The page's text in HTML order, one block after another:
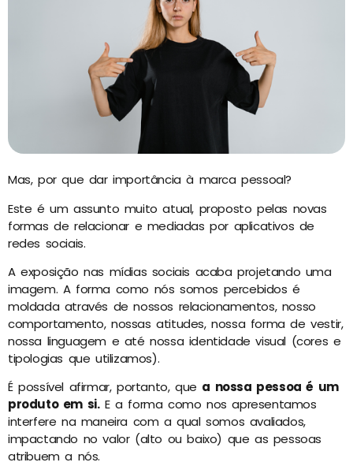
Mas, por que dar importância à marca pessoal?
Este é um assunto muito atual, proposto pelas novas
formas de relacionar e mediadas por aplicativos de
redes sociais.
A exposição nas mídias sociais acaba projetando uma
imagem. A forma como nós somos percebidos é
moldada através de nossos relacionamentos, nosso
comportamento, nossas atitudes, nossa forma de vestir,
nossa linguagem e até nossa identidade visual (cores e
tipologias que utilizamos).
É possível afirmar, portanto, que a nossa pessoa é um
produto em si.E a forma como nos apresentamos
interfere na maneira com a qual somos avaliados,
impactando no valor (alto ou baixo) que as pessoas
atribuem a nós.